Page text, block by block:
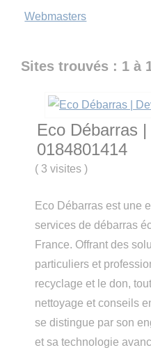
Webmasters
Sites trouvés : 1 à
Eco Débarras
0184801414
( 3 visites)
Eco Débarras est une
services de débarras
France. Offrant des
particuliers et
recyclage et le don,
nettoyage et conseils
se distingue par son
et sa technologie